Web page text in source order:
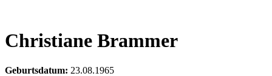
Christiane Brammer
Geburtsdatum: 23.08.1965